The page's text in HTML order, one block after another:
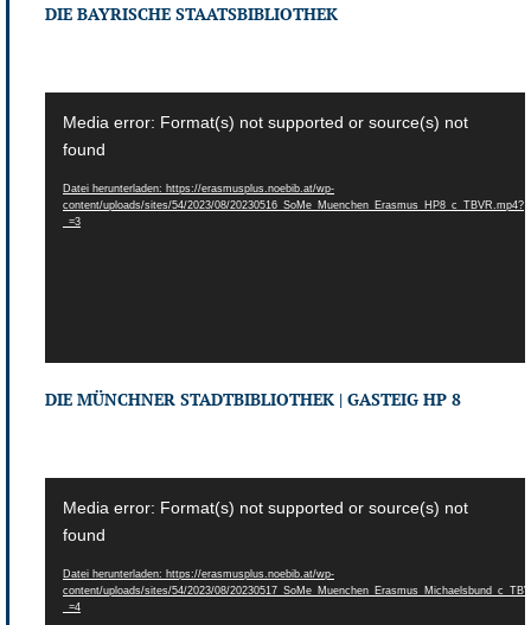
DIE BAYRISCHE STAATSBIBLIOTHEK
Player
Media error: Format(s) not supported or source(s) not
found
Datei herunterladen: https://erasmusplus.noebib.at/wp-
content/uploads/sites/54/2023/08/20230516_SoMe_Muenchen_Erasmus_HP8_c_TBVR.mp4?
_=3
DIE MÜNCHNER STADTBIBLIOTHEK | GASTEIG HP 8
Player
Media error: Format(s) not supported or source(s) not
found
Datei herunterladen: https://erasmusplus.noebib.at/wp-
content/uploads/sites/54/2023/08/
_=4